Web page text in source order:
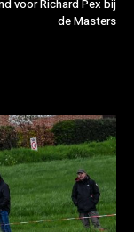
voor Richard Pex bij
de Masters